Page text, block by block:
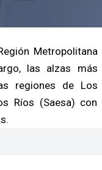
Metropolitana
las alzas más
regiones de Los
Ríos (Saesa) con